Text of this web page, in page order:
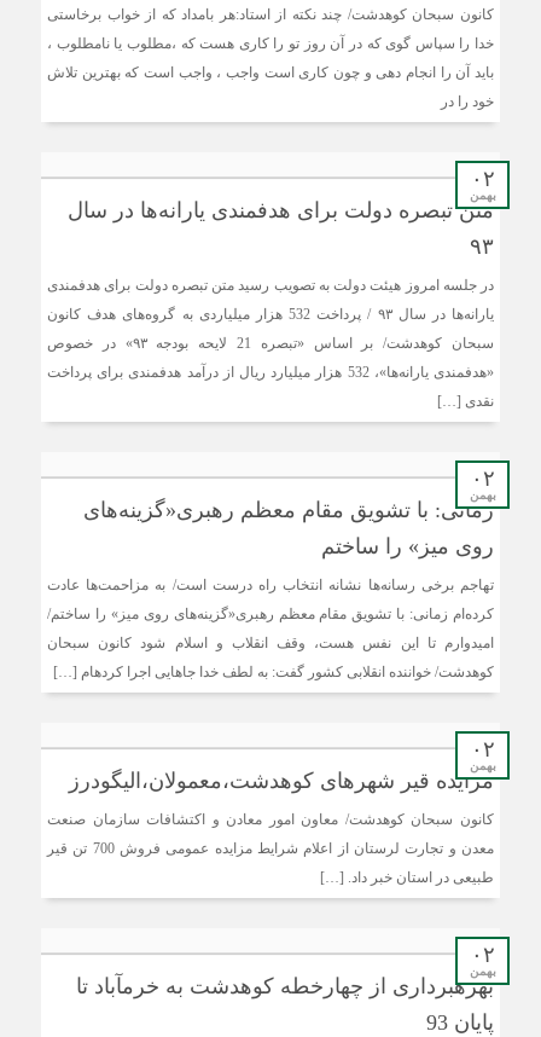
کانون سبحان کوهدشت/ چند نکته از استاد:هر بامداد که از خواب برخاستی
خدا را سپاس گوی که در آن روز تو را کاری هست که ،مطلوب یا نامطلوب ،
باید آن را انجام دهی و چون کاری است واجب ، واجب است که بهترین تلاش
خود را در
۰۲
بهمن
متن تبصره دولت برای هدفمندی یارانه‌ها در سال
۹۳
در جلسه امروز هیئت دولت به تصویب رسید متن تبصره دولت برای هدفمندی
یارانه‌ها در سال ۹۳ / پرداخت 532 هزار میلیاردی به گروه‌های هدف کانون
سبحان کوهدشت/ بر اساس «تبصره 21 لایحه بودجه ۹۳» در خصوص
«هدفمندی یارانه‌ها»، 532 هزار میلیارد ریال از درآمد هدفمندی برای پرداخت
نقدی […]
۰۲
بهمن
زمانی: با تشویق مقام معظم رهبری«گزینه‌های
روی میز» را ساختم
تهاجم برخی رسانه‌ها نشانه انتخاب راه درست است/ به مزاحمت‌ها عادت
کرده‌ام زمانی: با تشویق مقام معظم رهبری«گزینه‌های روی میز» را ساختم/
امیدوارم تا این نفس هست، وقف انقلاب و اسلام شود کانون سبحان
کوهدشت/ خواننده انقلابی کشور گفت: به لطف خدا جاهایی اجرا کرده‎ام […]
۰۲
بهمن
مزایده قیر شهرهای کوهدشت،معمولان،الیگودرز
کانون سبحان کوهدشت/ معاون امور معادن و اکتشافات سازمان صنعت
معدن و تجارت لرستان از اعلام شرایط مزایده عمومی فروش 700 تن قیر
طبیعی در استان خبر داد. […]
۰۲
بهمن
بهره‎برداری از چهارخطه كوهدشت به خرم‎آباد تا
پایان 93